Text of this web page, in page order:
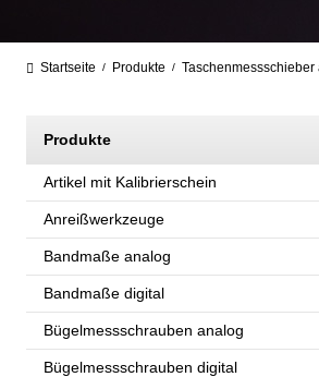
Startseite / Produkte / Taschenmessschieber
Produkte
Artikel mit Kalibrierschein
Anreißwerkzeuge
Bandmaße analog
Bandmaße digital
Bügelmessschrauben analog
Bügelmessschrauben digital